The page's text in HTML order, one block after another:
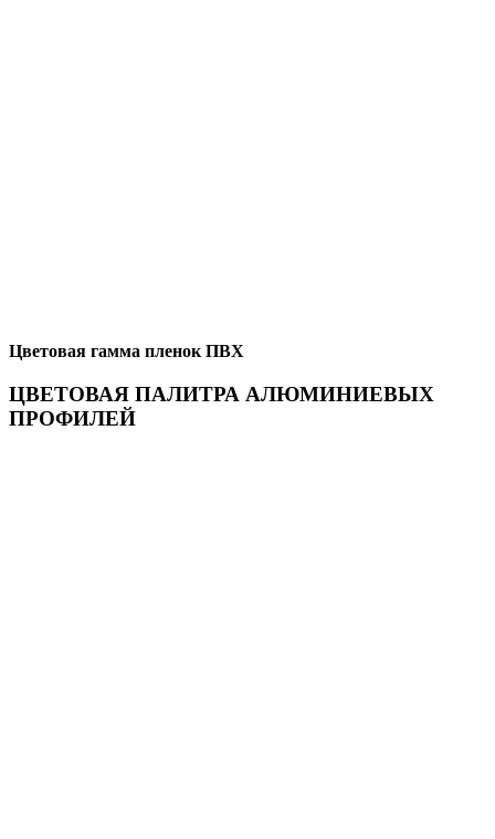
Цветовая гамма пленок ПВХ
ЦВЕТОВАЯ ПАЛИТРА АЛЮМИНИЕВЫХ
ПРОФИЛЕЙ